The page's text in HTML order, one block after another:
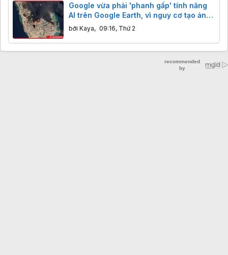
Google vừa phải 'phanh gấp' tính năng
AI trên Google Earth, vì nguy cơ tạo ảnh
vệ tinh giả
bởi Kaya, 09:16, Thứ 2